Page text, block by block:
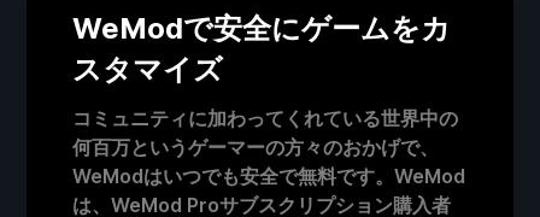
WeModで安全にゲームをカ
スタマイズ
コミュニティに加わってくれている世界中の
何百万というゲーマーの方々のおかげで、
WeModはいつでも安全で無料です。WeMod
は、WeMod Proサブスクリプション購入者